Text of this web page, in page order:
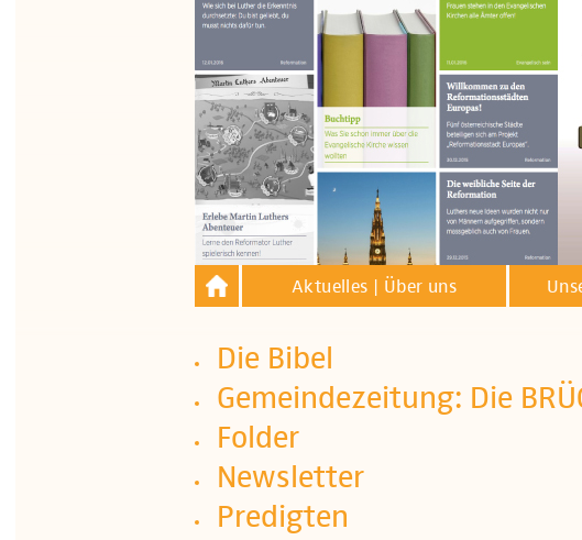
Aktuelles | Über uns
Die Bibel
Gemeindezeitung: Die
Folder
Newsletter
Predigten